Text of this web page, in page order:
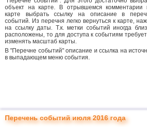
объект на карте. В отрывшемся комментарии
карте выбрать ссылку на описание в
событий. Из перечня легко вернуться к карте,
на ссылку даты. Т.к. метки событий иногда
расположены, то для доступа к событиям
изменять масштаб карты.
В "Перечне событий" описание и ссылка на
в выпадающем меню события.
Перечень событий июля 2016 года